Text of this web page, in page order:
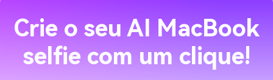
Crie o seu AI MacBook
selfie com um clique!